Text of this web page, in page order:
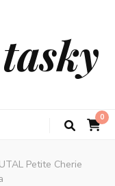
0
Petite Cherie